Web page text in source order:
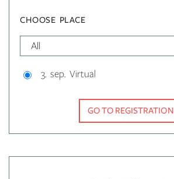
CHOOSE PLACE
3. sep. Virtual
GO TO REGISTRATION